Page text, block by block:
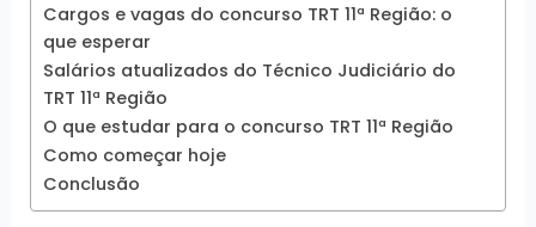
Cargos e vagas do concurso TRT 11ª Região: o
que esperar
Salários atualizados do Técnico Judiciário do
TRT 11ª Região
O que estudar para o concurso TRT 11ª Região
Como começar hoje
Conclusão